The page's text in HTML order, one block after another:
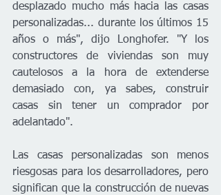
desplazado mucho más hacia las casas
personalizadas... durante los últimos 15
años o más", dijo Longhofer. "Y los
constructores de viviendas son muy
cautelosos a la hora de extenderse
demasiado con, ya sabes, construir
casas sin tener un comprador por
adelantado".
Las casas personalizadas son menos
riesgosas para los desarrolladores, pero
significan que la construcción de nuevas